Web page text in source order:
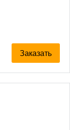
Заказать